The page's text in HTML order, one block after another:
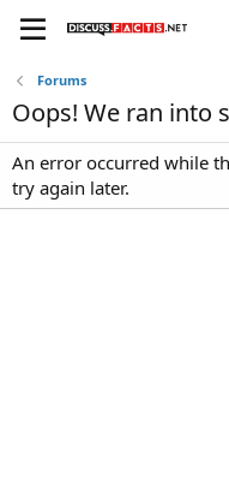
Forums
Oops! We ran into
An error occurred while
try again later.